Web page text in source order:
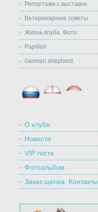
Репортажи с выставок
Ветеринарные советы
Жизнь клуба. Фото
Papillon
German shepherd
О клубе
Новости
VIP гости
Фотоальбом
Заказ щенка. Контакты